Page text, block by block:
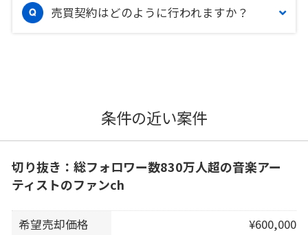
売買契約はどのように行われますか？
条件の近い案件
切り抜き：総フォロワー数830万人超の音楽アー
ティストのファンch
希望売却価格
¥600,000